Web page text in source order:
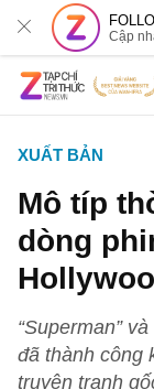
Cập
XUẤT BẢN
Mô típ
dòng
“Superman”
đã thành công
truyện tranh